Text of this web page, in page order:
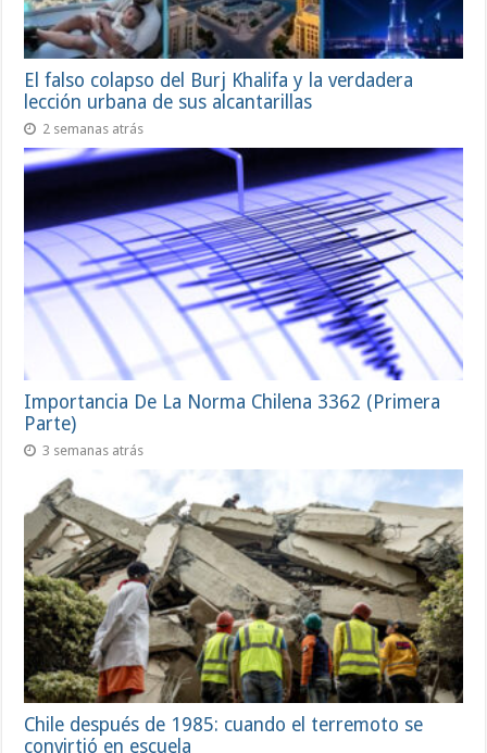
El falso colapso del Burj Khalifa y la verdadera
lección urbana de sus alcantarillas
2 semanas atrás
Importancia De La Norma Chilena 3362 (Primera
Parte)
3 semanas atrás
Chile después de 1985: cuando el terremoto se
convirtió en escuela